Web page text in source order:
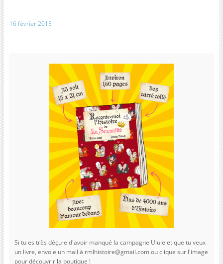
16 février 2015
Si tu es très déçu-e d'avoir manqué la campagne Ulule et que tu veux
un livre, envoie un mail à rmlhistoire@gmail.com ou clique sur l'image
pour découvrir la boutique !